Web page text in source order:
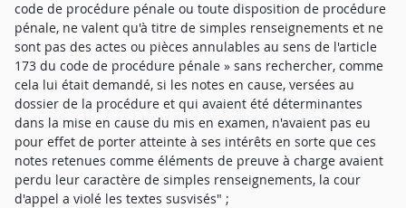
code de procédure pénale ou toute disposition de procédure
pénale, ne valent qu'à titre de simples renseignements et ne
sont pas des actes ou pièces annulables au sens de l'article
173 du code de procédure pénale » sans rechercher, comme
cela lui était demandé, si les notes en cause, versées au
dossier de la procédure et qui avaient été déterminantes
dans la mise en cause du mis en examen, n'avaient pas eu
pour effet de porter atteinte à ses intérêts en sorte que ces
notes retenues comme éléments de preuve à charge avaient
perdu leur caractère de simples renseignements, la cour
d'appel a violé les textes susvisés" ;